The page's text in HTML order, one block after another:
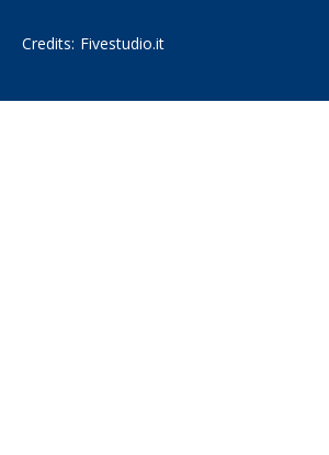
Credits: Fivestudio.it